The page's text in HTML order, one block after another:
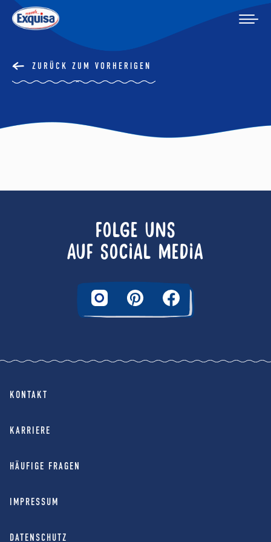
ZURÜCK ZUM VORHERIGEN
FOLGE UNS
AUF SOCIAL MEDIA
KONTAKT
KARRIERE
HÄUFIGE FRAGEN
IMPRESSUM
DATENSCHUTZ